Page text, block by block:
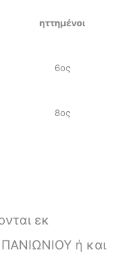
ηττημένοι
6ος
8ος
εκ
ΠΑΝΙΩΝΙΟΥ ή και